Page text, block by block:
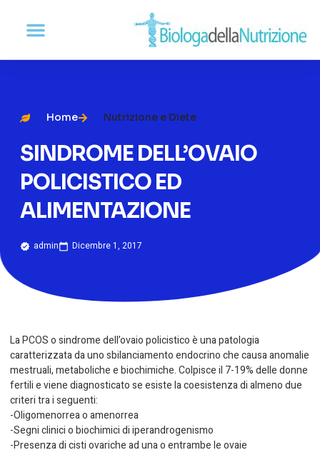
Home Nutrizione e Diete
SINDROME DELL’OVAIO
POLICISTICO ED
ALIMENTAZIONE
admin Dicembre 1, 2017
La PCOS o sindrome dell’ovaio policistico è una patologia
caratterizzata da uno sbilanciamento endocrino che causa anomalie
mestruali, metaboliche e biochimiche. Colpisce il 7-19% delle donne
fertili e viene diagnosticato se esiste la coesistenza di almeno due
criteri tra i seguenti:
-Oligomenorrea o amenorrea
-Segni clinici o biochimici di iperandrogenismo
-Presenza di cisti ovariche ad una o entrambe le ovaie